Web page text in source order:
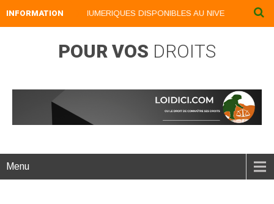
INFORMATION
NOS LIVRES NUMERIQUES DISPONIBLES AU NIVEAU DU
POUR VOS DROITS
Menu